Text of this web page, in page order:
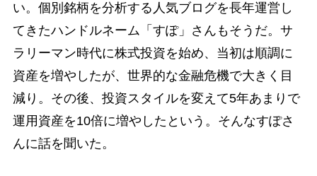
い。個別銘柄を分析する人気ブログを長年運営し
てきたハンドルネーム「すぽ」さんもそうだ。サ
ラリーマン時代に株式投資を始め、当初は順調に
資産を増やしたが、世界的な金融危機で大きく目
減り。その後、投資スタイルを変えて5年あまりで
運用資産を10倍に増やしたという。そんなすぽさ
んに話を聞いた。